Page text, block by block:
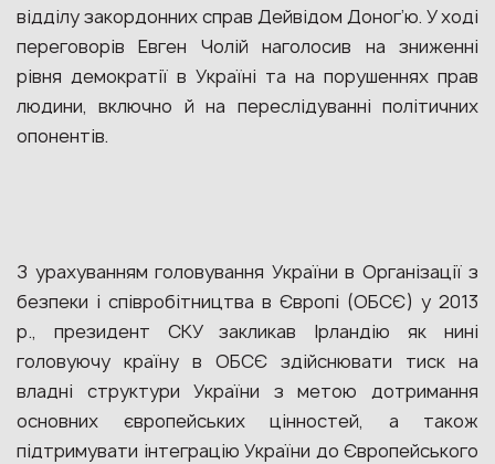
відділу закордонних справ Дейвідом Доног’ю. У ході
переговорів Евген Чолій наголосив на зниженні
рівня демократії в Україні та на порушеннях прав
людини, включно й на переслідуванні політичних
опонентів.
З урахуванням головування України в Організації з
безпеки і співробітництва в Європі (ОБСЄ) у 2013
р., президент СКУ закликав Ірландію як нині
головуючу країну в ОБСЄ здійснювати тиск на
владні структури України з метою дотримання
основних європейських цінностей, а також
підтримувати інтеграцію України до Європейського